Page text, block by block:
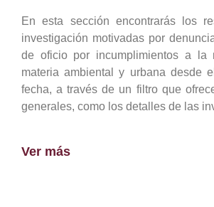
En esta sección encontrarás los
investigación motivadas por
de oficio por incumplimientos a la
materia ambiental y urbana desde
fecha, a través de un filtro que
generales, como los detalles de las
Ver más